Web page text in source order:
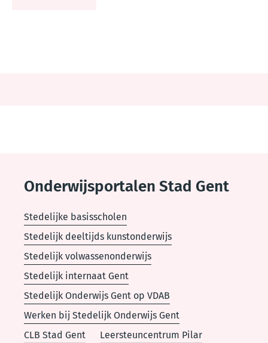
Onderwijsportalen Stad Gent
Stedelijke basisscholen
Stedelijk deeltijds kunstonderwijs
Stedelijk volwassenonderwijs
Stedelijk internaat Gent
Stedelijk Onderwijs Gent op VDAB
Werken bij Stedelijk Onderwijs Gent
CLB Stad Gent
Leersteuncentrum Pilar